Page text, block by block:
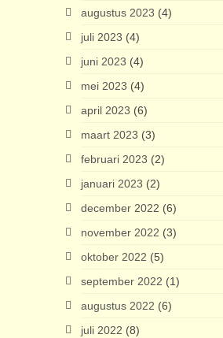
augustus 2023 (4)
juli 2023 (4)
juni 2023 (4)
mei 2023 (4)
april 2023 (6)
maart 2023 (3)
februari 2023 (2)
januari 2023 (2)
december 2022 (6)
november 2022 (3)
oktober 2022 (5)
september 2022 (1)
augustus 2022 (6)
juli 2022 (8)